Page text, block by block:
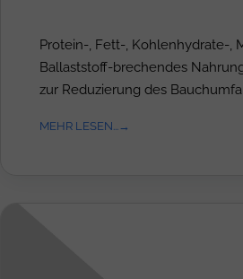
Protein-, Fett-, Kohlenhydrate-,
Ballaststoff-brechendes
zur Reduzierung des
MEHR LESEN...